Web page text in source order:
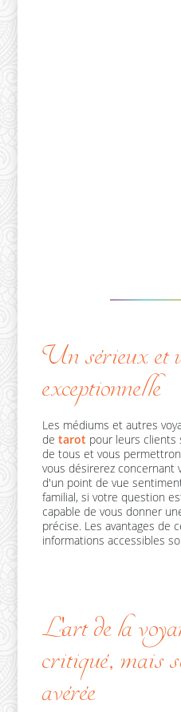
Un sérieux et
exceptionnelle
Les médiums et autres
de tarot pour leurs clients
de tous et vous
vous désirerez concernant
d'un point de vue
familial, si votre question
capable de vous donner
précise. Les avantages de
informations accessibles
L'art de la
critiqué, mais
avérée